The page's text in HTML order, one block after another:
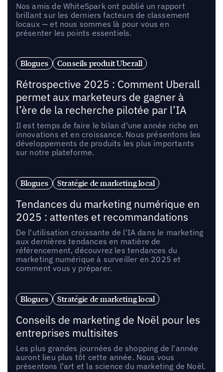
Nos amis de WhiteSpark ont publié un rapport
brillant sur les derniers facteurs de classement
locaux — et nous sommes là pour vous en
présenter les points essentiels.
Blogues Conseils produit Uberall
Rétrospective 2025 : Comment Uberall
permet aux marketeurs de gagner à
l’ère de la recherche pilotée par l’IA
Il est temps de faire le bilan d'une année riche en
innovations et en croissance. Nous présentons les
développements de produits les plus importants
sur notre plateforme.
Blogues Stratégie de marketing local
Tendances du marketing numérique en
2025 : attentes et recommandations
De l'utilisation croissante de l'IA dans le marketing
aux dernières tendances en matière de
référencement, découvrez les tendances du
marketing numérique à surveiller en 2025 et
comment vous y préparer.
Blogues Stratégie de marketing local
Conseils de marketing de Noël pour les
entreprises multisites
Les plus grandes journées de shopping de l'année
auront lieu plus tôt cette année. Nous vous
présentons l'art et la science du marketing de Noël.